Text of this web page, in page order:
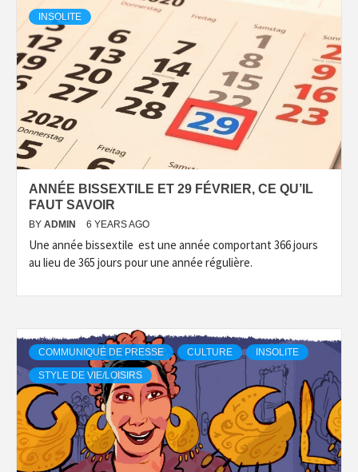
INSOLITE
ANNÉE BISSEXTILE ET 29 FÉVRIER, CE QU’IL
FAUT SAVOIR
BY ADMIN 6 YEARS AGO
Une année bissextile est une année comportant 366 jours
au lieu de 365 jours pour une année régulière.
COMMUNIQUÉ DE PRESSE CULTURE INSOLITE
STYLE DE VIE/LOISIRS